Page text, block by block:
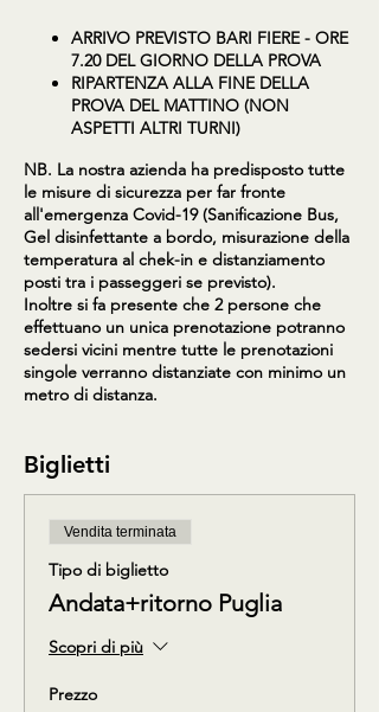
ARRIVO PREVISTO BARI FIERE - ORE
7.20 DEL GIORNO DELLA PROVA
RIPARTENZA ALLA FINE DELLA
PROVA DEL MATTINO (NON
ASPETTI ALTRI TURNI)
NB. La nostra azienda ha predisposto tutte
le misure di sicurezza per far fronte
all'emergenza Covid-19 (Sanificazione Bus,
Gel disinfettante a bordo, misurazione della
temperatura al chek-in e distanziamento
posti tra i passeggeri se previsto).
Inoltre si fa presente che 2 persone che
effettuano un unica prenotazione potranno
sedersi vicini mentre tutte le prenotazioni
singole verranno distanziate con minimo un
metro di distanza.
Biglietti
Vendita terminata
Tipo di biglietto
Andata+ritorno Puglia
Scopri di più
Prezzo